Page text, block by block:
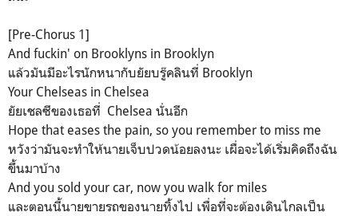
[Pre-Chorus 1]
And fuckin' on Brooklyns in Brooklyn
แล้วมันมีอะไรนักหนากับยัยบรู๊คลินที่ Brooklyn
Your Chelseas in Chelsea
ยัยเชลซีของเธอที่ Chelsea นั่นอีก
Hope that eases the pain, so you remember to miss me
หวังว่ามันจะทำให้นายเจ็บปวดน้อยลงนะ เผื่อจะได้เริ่มคิดถึงฉัน
ขึ้นมาบ้าง
And you sold your car, now you walk for miles
และตอนนี้นายขายรถของนายทิ้งไป เพื่อที่จะต้องเดินไกลเป็น